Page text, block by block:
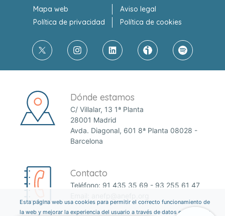
Mapa web
Aviso legal
Política de privacidad
Política de cookies
Dónde estamos
C/ Villalar, 13 1ª Planta
28001 Madrid
Avda. Diagonal, 601 8ª Planta 08028 -
Barcelona
Contacto
Teléfono: 91 435 35 69 - 93 255 61 47
Esta página web usa cookies para permitir el correcto funcionamiento de
la web y mejorar la experiencia del usuario a través de datos estadísticos.